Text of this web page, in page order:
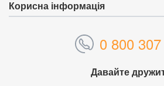
Корисна інформація
0 800
Давайте